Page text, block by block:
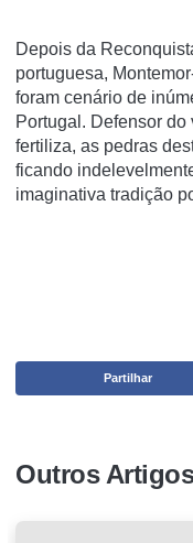
Depois da
portuguesa,
foram cenário de
Portugal. Defensor
fertiliza, as pedras
ficando
imaginativa tradição
Partilhar
Outros